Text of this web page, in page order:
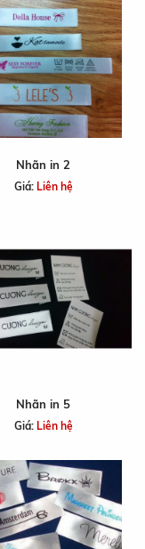
Nhãn in 2
Giá: Liên hệ
Nhãn in 5
Giá: Liên hệ